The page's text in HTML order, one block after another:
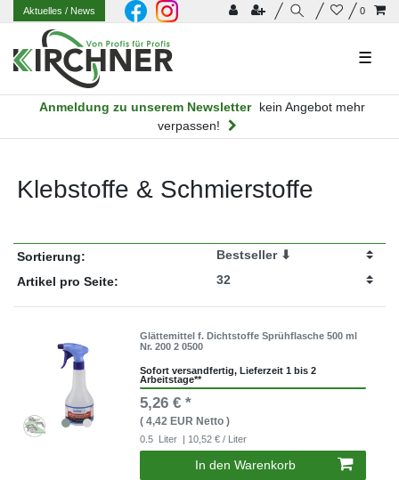
0
Aktuelles/ News
☰
Anmeldung zu unserem Newsletter
kein Angebot mehr
verpassen!
Klebstoffe & Schmierstoffe
Sortierung:
Artikel pro Seite:
Glättemittel f. Dichtstoffe Sprühflasche 500 ml
Nr. 200 2 0500
Sofort versandfertig, Lieferzeit 1 bis 2
Arbeitstage**
5,26 € *
( 4,42 EUR Netto )
0.5 Liter | 10,52 € / Liter
In den Warenkorb